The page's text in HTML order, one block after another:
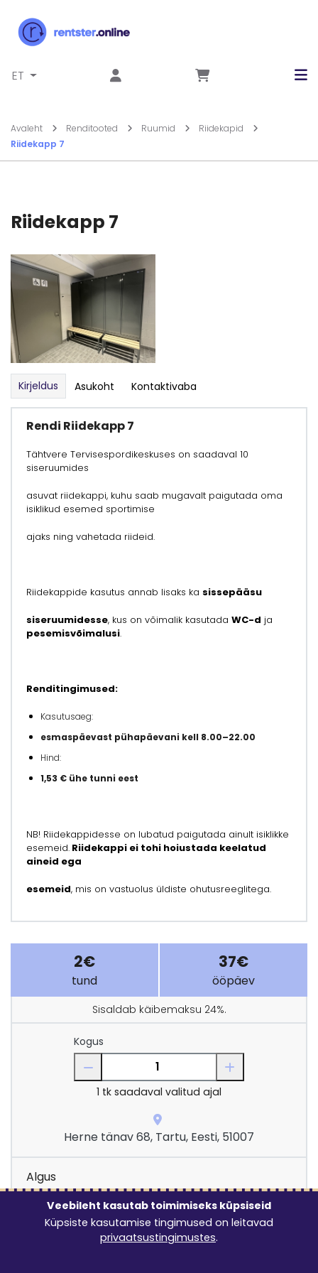
ET
Avaleht Renditooted Ruumid
Riidekapid
Riidekapp 7
Riidekapp 7
Kirjeldus Asukoht Kontaktivaba
Rendi Riidekapp 7
Tähtvere Tervisespordikeskuses on saadaval 10
siseruumides
asuvat riidekappi, kuhu saab mugavalt paigutada oma
isiklikud esemed sportimise
ajaks ning vahetada riideid.
Riidekappide kasutus annab lisaks ka sissepääsu
siseruumidesse, kus on võimalik kasutada WC-d ja
pesemisvõimalusi.
Renditingimused:
Kasutusaeg:
esmaspäevast pühapäevani kell 8.00–22.00
Hind:
1,53 € ühe tunni eest
NB! Riidekappidesse on lubatud paigutada ainult isiklikke
esemeid. Riidekappi ei tohi hoiustada keelatud
aineid ega
esemeid, mis on vastuolus üldiste ohutusreeglitega.
2€
tund
37€
ööpäev
Sisaldab käibemaksu 24%.
Kogus
1 tk saadaval valitud ajal
Herne tänav 68, Tartu, Eesti, 51007
Algus
8:00 - 22:00
Veebileht kasutab toimimiseks küpsiseid
Küpsiste kasutamise tingimused on leitavad
privaatsustingimustes.